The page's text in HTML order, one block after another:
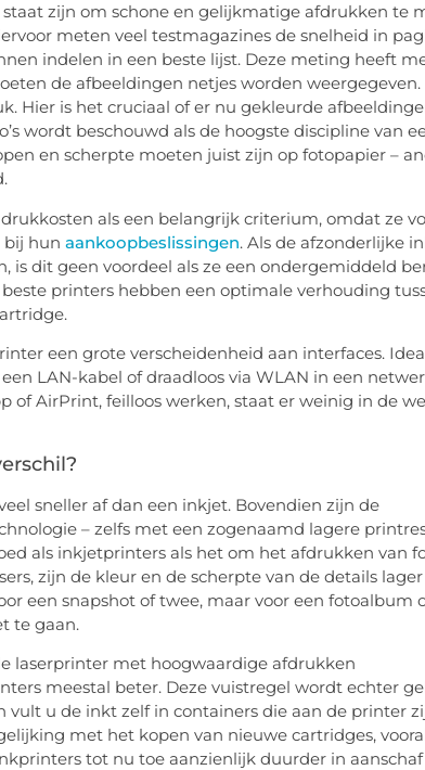
zijn om schone en gelijkmatige afdrukken te
meten veel testmagazines de snelheid in
indelen in een beste lijst. Deze meting heeft
de afbeeldingen netjes worden weergegeven.
Hier is het cruciaal of er nu gekleurde
wordt beschouwd als de hoogste discipline van
en scherpte moeten juist zijn op fotopapier –
als een belangrijk criterium, omdat ze
bij hun aankoopbeslissingen. Als de afzonderlijke
is dit geen voordeel als ze een ondergemiddeld
printers hebben een optimale verhouding
een grote verscheidenheid aan interfaces.
LAN-kabel of draadloos via WLAN in een
of AirPrint, feilloos werken, staat er weinig in de
sneller af dan een inkjet. Bovendien zijn de
– zelfs met een zogenaamd lagere
als inkjetprinters als het om het afdrukken van
zijn de kleur en de scherpte van de details
een snapshot of twee, maar voor een fotoalbum
te gaan.
meestal beter. Deze vuistregel wordt echter
u de inkt zelf in containers die aan de printer
met het kopen van nieuwe cartridges,
tot nu toe aanzienlijk duurder in